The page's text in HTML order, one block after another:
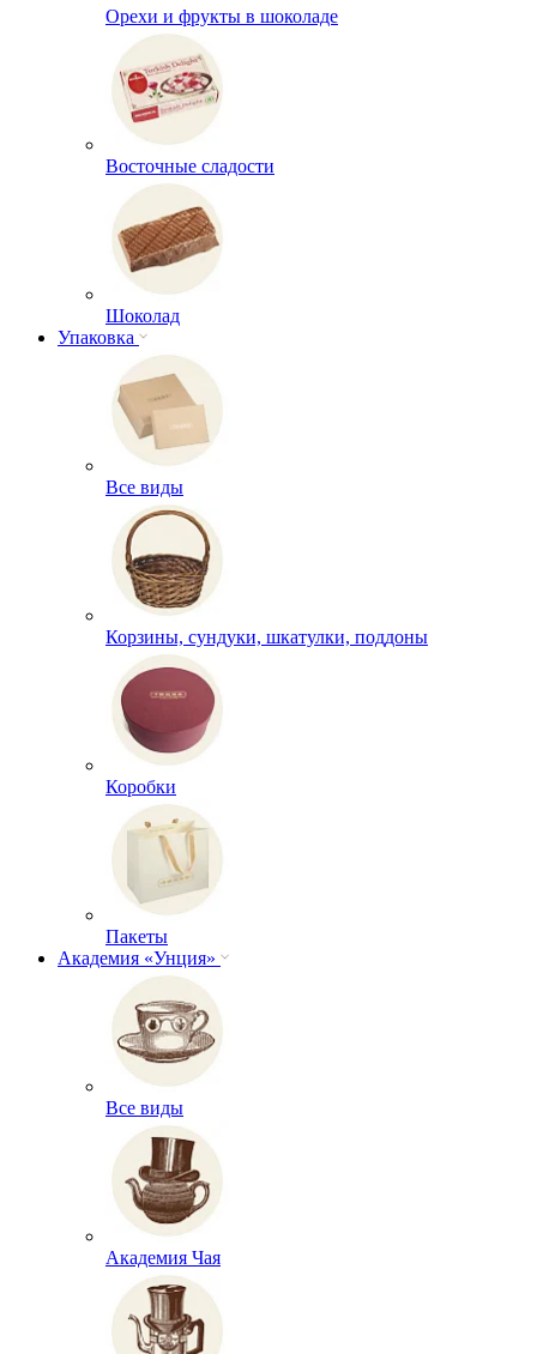
Орехи и фрукты в шоколаде
Восточные сладости
Шоколад
Упаковка
Все виды
Корзины, сундуки, шкатулки, поддоны
Коробки
Пакеты
Академия «Унция»
Все виды
Академия Чая